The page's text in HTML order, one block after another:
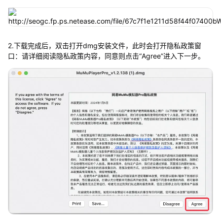
2.下载完成后，双击打开dmg安装文件，此时会打开隐私政策窗
口：请详细阅读隐私政策内容，同意则点击“Agree”进入下一步。